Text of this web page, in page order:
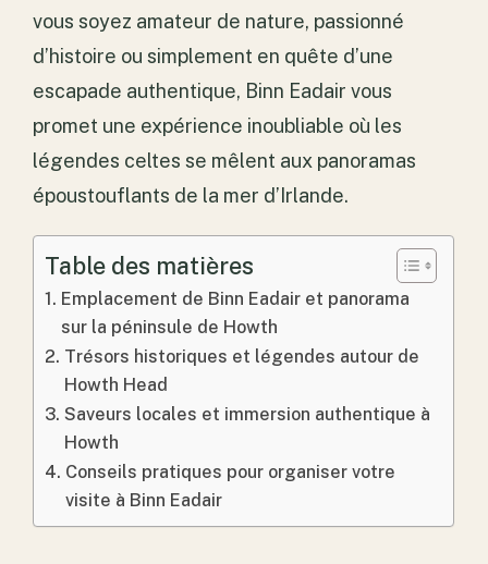
vous soyez amateur de nature, passionné
d’histoire ou simplement en quête d’une
escapade authentique, Binn Eadair vous
promet une expérience inoubliable où les
légendes celtes se mêlent aux panoramas
époustouflants de la mer d’Irlande.
Table des matières
Emplacement de Binn Eadair et panorama
sur la péninsule de Howth
Trésors historiques et légendes autour de
Howth Head
Saveurs locales et immersion authentique à
Howth
Conseils pratiques pour organiser votre
visite à Binn Eadair